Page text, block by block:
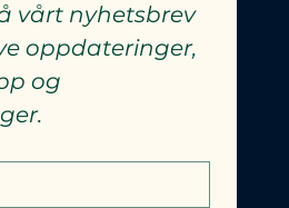
vårt nyhetsbrev
oppdateringer,
og